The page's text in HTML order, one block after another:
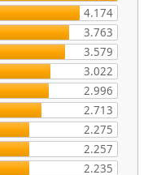
4.174
3.763
3.579
3.022
2.996
2.713
2.275
2.257
2.235